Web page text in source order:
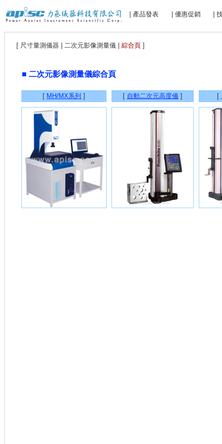
| 產品發表 | 優惠促銷 |
[ 尺寸量測儀器 | 二次元影像測量儀 | 綜合頁 ]
■ 二次元影像測量儀綜合頁
[ MH/MX系列 ] [ 自動二次元高度儀 ] [